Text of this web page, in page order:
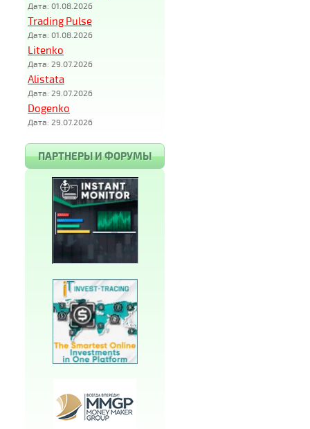
Дата: 01.08.2026
Trading Pulse
Дата: 01.08.2026
Litenko
Дата: 29.07.2026
Alistata
Дата: 29.07.2026
Dogenko
Дата: 29.07.2026
ПАРТНЕРЫ И ФОРУМЫ